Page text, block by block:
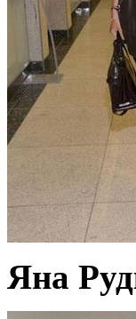
Яна